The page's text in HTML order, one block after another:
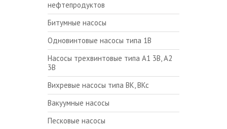
нефтепродуктов
Битумные насосы
Одновинтовые насосы типа 1В
Насосы трехвинтовые типа А1 3В, А2
3В
Вихревые насосы типа ВК, ВКс
Вакуумные насосы
Песковые насосы